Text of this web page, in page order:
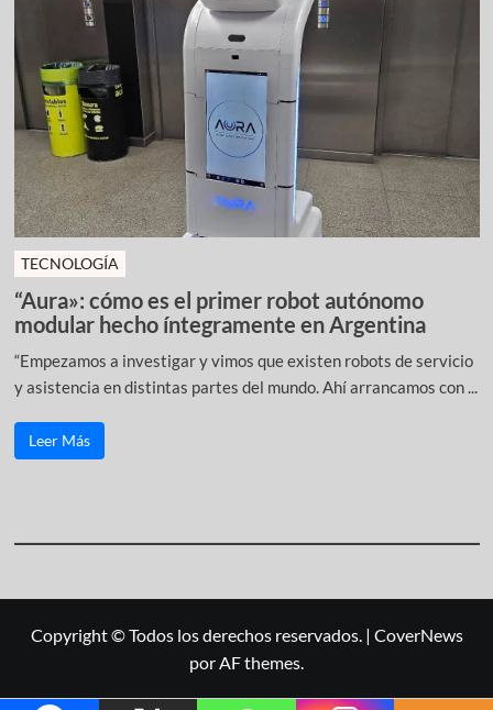
TECNOLOGÍA
“Aura»: cómo es el primer robot autónomo
modular hecho íntegramente en Argentina
“Empezamos a investigar y vimos que existen robots de servicio
y asistencia en distintas partes del mundo. Ahí arrancamos con ...
Leer Más
Copyright © Todos los derechos reservados. | CoverNews
por AF themes.